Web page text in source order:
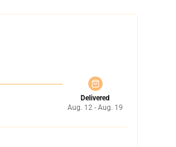
Delivered
Aug. 12 - Aug. 19